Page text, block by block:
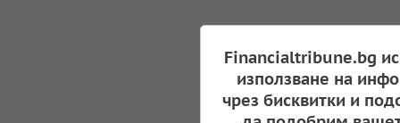
Financialtribune.bg
използване на
чрез бисквитки и